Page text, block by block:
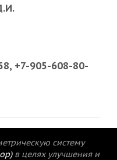
+7-905-608-80-
систему
в целях улучшения и